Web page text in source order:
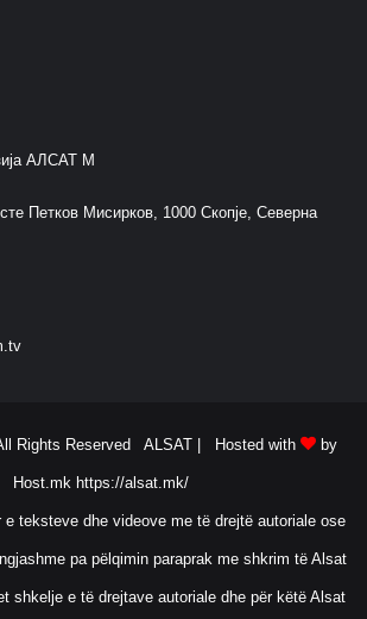
АЛСАТ М
Петков Мисирков, 1000 Скопје, Северна
Rights Reserved ALSAT | Hosted with by
Host.mk https://alsat.mk/
e teksteve dhe videove me të drejtë autoriale ose
pa pëlqimin paraprak me shkrim të Alsat
shkelje e të drejtave autoriale dhe për këtë Alsat